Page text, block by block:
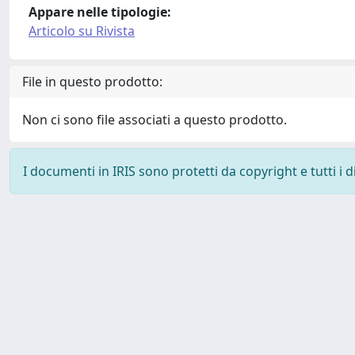
Appare nelle tipologie:
Articolo su Rivista
File in questo prodotto:
Non ci sono file associati a questo prodotto.
I documenti in IRIS sono protetti da copyright e tutti i